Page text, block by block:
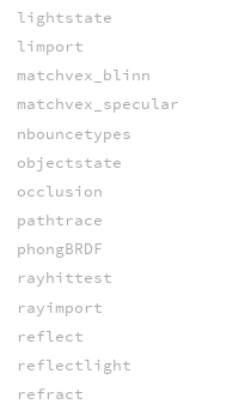
lightstate
limport
matchvex_blinn
matchvex_specular
nbouncetypes
objectstate
occlusion
pathtrace
phongBRDF
rayhittest
rayimport
reflect
reflectlight
refract